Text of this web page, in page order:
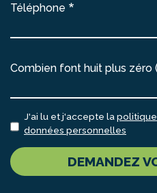
Téléphone
Combien font huit plus zéro
J'ai lu et j'accepte la
données personnelles
DEMANDEZ